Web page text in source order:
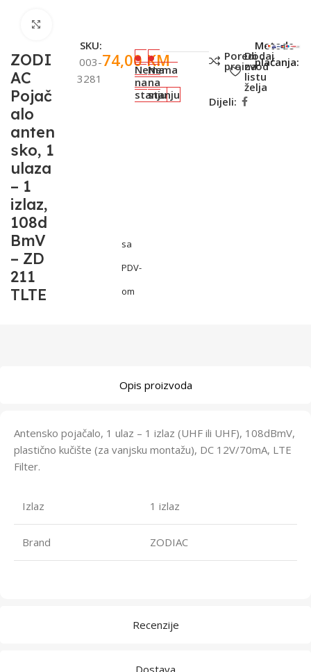
ZODI
AC
Pojač
alo
anten
sko, 1
ulaza
– 1
izlaz,
108d
BmV
– ZD
211
TLTE
SKU:
003-
3281
74,00KM
sa
PDV-
om
Nema
na
stanju
Nema
na
stanju
Poredi
proizvod
Dodaj
na
listu
želja
Dijeli:
Metode
plaćanja:
Opis proizvoda
Recenzije
Dostava
Antensko pojačalo, 1 ulaz – 1 izlaz (UHF ili UHF), 108dBmV,
plastično kučište (za vanjsku montažu), DC 12V/70mA, LTE
Filter.
Izlaz 1 izlaz
Brand ZODIAC